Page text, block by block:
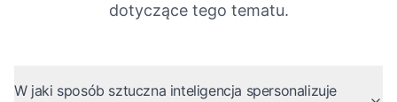
dotyczące tego tematu.
W jaki sposób sztuczna inteligencja spersonalizuje